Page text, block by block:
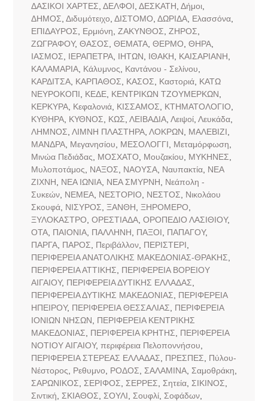
ΔΑΣΙΚΟΙ ΧΑΡΤΕΣ ΔΕΛΦΟΙ ΔΕΣΚΑΤΗ Δήμοι,
ΔΗΜΟΣ Διδυμότειχο ΔΙΣΤΟΜΟ ΔΩΡΙΔΑ, Ελασσόνα,
ΕΠΙΔΑΥΡΟΣ
Ερμιόνη ΖΑΚΥΝΘΟΣ ΖΗΡΟΣ
ΖΩΓΡΑΦΟΥ, ΘΑΣΟΣ ΘΕΜΑΤΑ, ΘΕΡΜΟ ΘΗΡΑ,
ΙΑΣΜΟΣ
ΙΕΡΑΠΕΤΡΑ, ΙΗΤΩΝ ΙΘΑΚΗ ΚΑΙΣΑΡΙΑΝΗ
ΚΑΛΑΜΑΡΙΑ, Κάλυμνος Καντάνου - Σελίνου
ΚΑΡΔΙΤΣΑ, ΚΑΡΠΑΘΟΣ ΚΑΣΟΣ Καστοριά, ΚΑΤΩ
ΝΕΥΡΟΚΟΠΙ
ΚΕΔΕ, ΚΕΝΤΡΙΚΩΝ ΤΖΟΥΜΕΡΚΩΝ
ΚΕΡΚΥΡΑ, Κεφαλονιά, ΚΙΣΣΑΜΟΣ ΚΤΗΜΑΤΟΛΟΓΙΟ
ΚΥΘΗΡΑ, ΚΥΘΝΟΣ ΚΩΣ ΛΕΙΒΑΔΙΑ, Λειψοί, Λευκάδα,
ΛΗΜΝΟΣ ΛΙΜΝΗ ΠΛΑΣΤΗΡΑ, ΛΟΚΡΩΝ ΜΑΛΕΒΙΖΙ
ΜΑΝΔΡΑ, Μεγανησίου ΜΕΣΟΛΟΓΓΙ Μεταμόρφωση
Μινώα Πεδιάδας
ΜΟΣΧΑΤΟ Μουζακίου ΜΥΚΗΝΕΣ
Μυλοποτάμος
ΝΑΞΟΣ ΝΑΟΥΣΑ, Ναυπακτία, ΝΕΑ
ΖΙΧΝΗ
ΝΕΑ ΙΩΝΙΑ, ΝΕΑ ΣΜΥΡΝΗ
Νεάπολη -
Συκεών, ΝΕΜΕΑ, ΝΕΣΤΟΡΙΟ ΝΕΣΤΟΣ
Νικολάου
Σκουφά, ΝΙΣΥΡΟΣ ΞΑΝΘΗ ΞΗΡΟΜΕΡΟ
ΞΥΛΟΚΑΣΤΡΟ ΟΡΕΣΤΙΑΔΑ, ΟΡΟΠΕΔΙΟ ΛΑΣΙΘΙΟΥ,
ΟΤΑ, ΠΑΙΟΝΙΑ, ΠΑΛΛΗΝΗ ΠΑΞΟΙ ΠΑΠΑΓΟΥ,
ΠΑΡΓΑ, ΠΑΡΟΣ Περιβάλλον, ΠΕΡΙΣΤΕΡΙ
ΠΕΡΙΦΕΡΕΙΑ ΑΝΑΤΟΛΙΚΗΣ ΜΑΚΕΔΟΝΙΑΣ-ΘΡΑΚΗΣ
ΠΕΡΙΦΕΡΕΙΑ ΑΤΤΙΚΗΣ
ΠΕΡΙΦΕΡΕΙΑ ΒΟΡΕΙΟΥ
ΑΙΓΑΙΟΥ, ΠΕΡΙΦΕΡΕΙΑ ΔΥΤΙΚΗΣ ΕΛΛΑΔΑΣ
ΠΕΡΙΦΕΡΕΙΑ ΔΥΤΙΚΗΣ ΜΑΚΕΔΟΝΙΑΣ
ΠΕΡΙΦΕΡΕΙΑ
ΗΠΕΙΡΟΥ, ΠΕΡΙΦΕΡΕΙΑ ΘΕΣΣΑΛΙΑΣ
ΠΕΡΙΦΕΡΕΙΑ
ΙΟΝΙΩΝ ΝΗΣΩΝ
ΠΕΡΙΦΕΡΕΙΑ ΚΕΝΤΡΙΚΗΣ
ΜΑΚΕΔΟΝΙΑΣ
ΠΕΡΙΦΕΡΕΙΑ ΚΡΗΤΗΣ
ΠΕΡΙΦΕΡΕΙΑ
ΝΟΤΙΟΥ ΑΙΓΑΙΟΥ, περιφέρεια Πελοποννήσου
ΠΕΡΙΦΕΡΕΙΑ ΣΤΕΡΕΑΣ ΕΛΛΑΔΑΣ
ΠΡΕΣΠΕΣ
Πύλου-
Νέστορος
Ρεθυμνο ΡΟΔΟΣ ΣΑΛΑΜΙΝΑ, Σαμοθράκη
ΣΑΡΩΝΙΚΟΣ
ΣΕΡΙΦΟΣ ΣΕΡΡΕΣ Σητεία, ΣΙΚΙΝΟΣ
Σιντική
ΣΚΙΑΘΟΣ ΣΟΥΛΙ Σουφλί, Σοφάδων,